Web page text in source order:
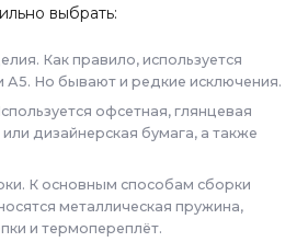
выбрать:
Как правило, используется
А5. Но бывают и редкие исключения.
офсетная, глянцевая
дизайнерская бумага, а также
К основным способам сборки
металлическая пружина,
и термопереплёт.